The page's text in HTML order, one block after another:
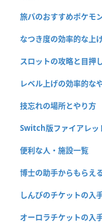
旅パのおすすめポケモ
なつき度の効率的な上
スロットの攻略と目押
レベル上げの効率的な
技忘れの場所とやり方
Switch版ファイアレッ
便利な人・施設一覧
博士の助手からもらえ
しんぴのチケットの入
オーロラチケットの入